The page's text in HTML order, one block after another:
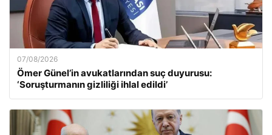
07/08/2026
Ömer Günel’in avukatlarından suç duyurusu:
‘Soruşturmanın gizliliği ihlal edildi’